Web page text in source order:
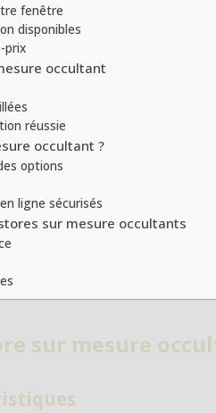
fenêtre
disponibles
prix
occultant
réussie
occultant ?
options
ligne sécurisés
sur mesure occultants
sur mesure